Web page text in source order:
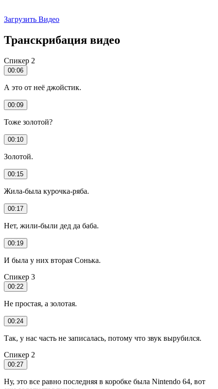
Загрузить Видео
Транскрибация видео
Спикер 2
00:06
А это от неё джойстик.
00:09
Тоже золотой?
00:10
Золотой.
00:15
Жила-была курочка-ряба.
00:17
Нет, жили-были дед да баба.
00:19
И была у них вторая Сонька.
Спикер 3
00:22
Не простая, а золотая.
00:24
Так, у нас часть не записалась, потому что звук вырубился.
Спикер 2
00:27
Ну, это все равно последняя в коробке была Nintendo 64, вот